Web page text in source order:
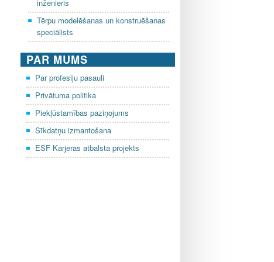
inženieris
Tērpu modelēšanas un konstruēšanas
speciālists
PAR MUMS
Par profesiju pasauli
Privātuma politika
Piekļūstamības paziņojums
Sīkdatņu izmantošana
ESF Karjeras atbalsta projekts